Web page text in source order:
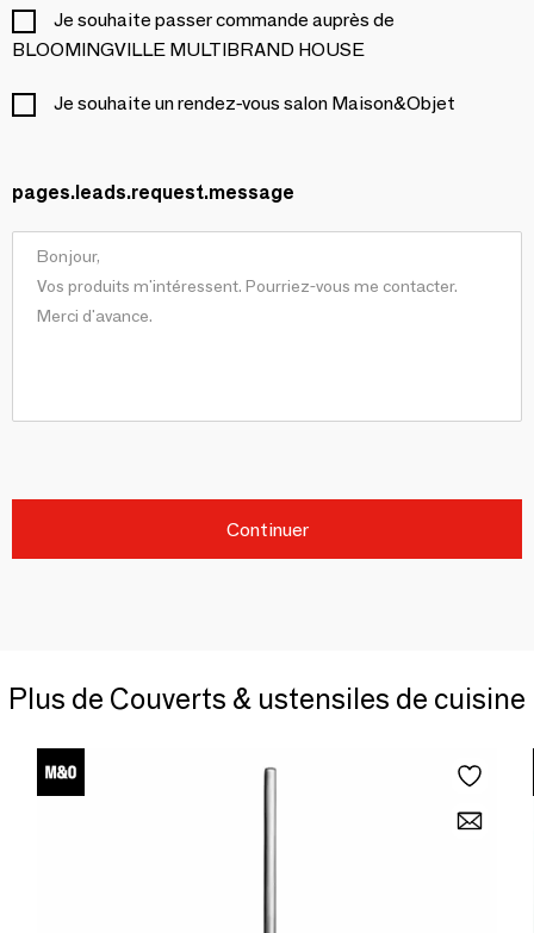
Je souhaite passer commande auprès de
BLOOMINGVILLE MULTIBRAND HOUSE
Je souhaite un rendez-vous salon Maison&Objet
pages.leads.request.message
Continuer
Plus de Couverts & ustensiles de cuisine